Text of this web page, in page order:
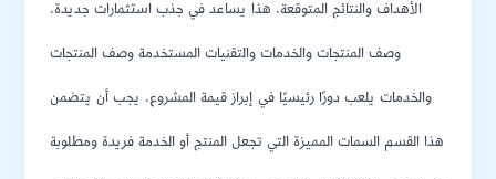
الأهداف والنتائج المتوقعة. هذا يساعد في جذب استثمارات جديدة.
وصف المنتجات والخدمات والتقنيات المستخدمة وصف المنتجات
والخدمات يلعب دورًا رئيسيًا في إبراز قيمة المشروع. يجب أن يتضمن
هذا القسم السمات المميزة التي تجعل المنتج أو الخدمة فريدة ومطلوبة